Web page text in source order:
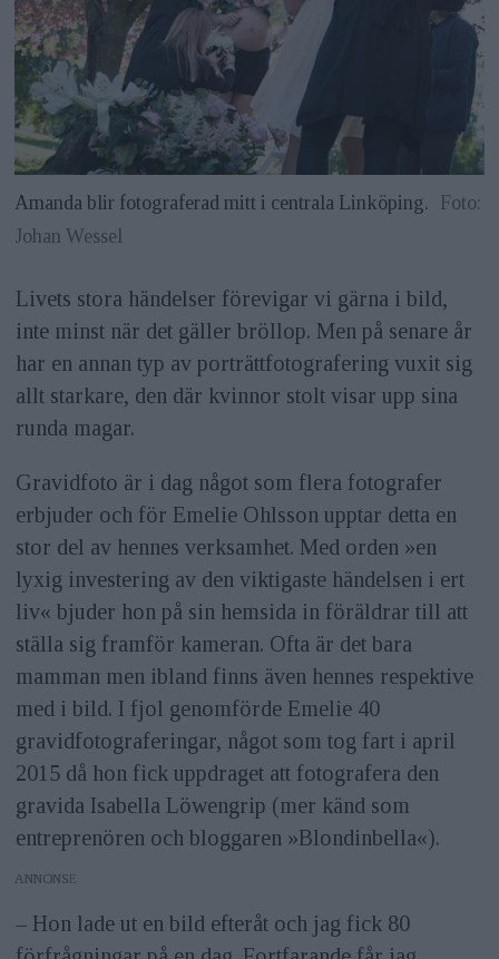
Amanda blir fotograferad mitt i centrala Linköping. Foto:
Johan Wessel
Livets stora händelser förevigar vi gärna i bild,
inte minst när det gäller bröllop. Men på senare år
har en annan typ av porträttfotografering vuxit sig
allt starkare, den där kvinnor stolt visar upp sina
runda magar.
Gravidfoto är i dag något som flera fotografer
erbjuder och för Emelie Ohlsson upptar detta en
stor del av hennes verksamhet. Med orden »en
lyxig investering av den viktigaste händelsen i ert
liv« bjuder hon på sin hemsida in föräldrar till att
ställa sig framför kameran. Ofta är det bara
mamman men ibland finns även hennes respektive
med i bild. I fjol genomförde Emelie 40
gravidfotograferingar, något som tog fart i april
2015 då hon fick uppdraget att fotografera den
gravida Isabella Löwengrip (mer känd som
entreprenören och bloggaren »Blondinbella«).
ANNONS
– Hon lade ut en bild efteråt och jag fick 80